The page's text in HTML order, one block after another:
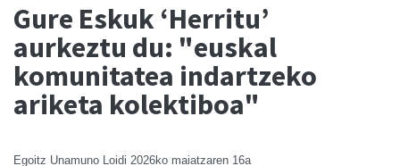
Gure Eskuk ‘Herritu’
aurkeztu du: "euskal
komunitatea indartzeko
ariketa kolektiboa"
Egoitz Unamuno Loidi 2026ko maiatzaren 16a